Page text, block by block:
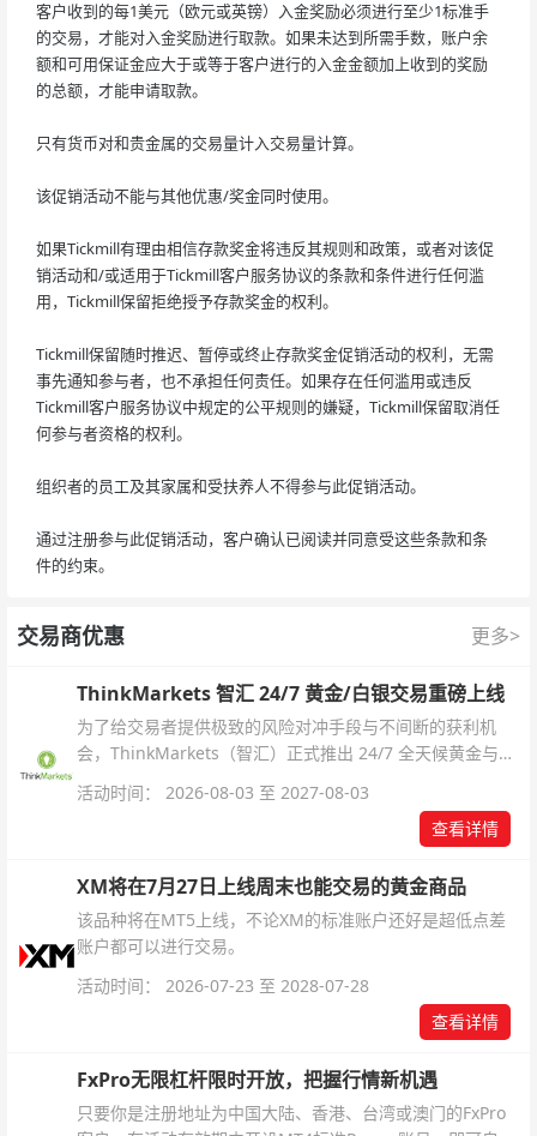
客户收到的每1美元（欧元或英镑）入金奖励必须进行至少1标准手
的交易，才能对入金奖励进行取款。如果未达到所需手数，账户余
额和可用保证金应大于或等于客户进行的入金金额加上收到的奖励
的总额，才能申请取款。
只有货币对和贵金属的交易量计入交易量计算。
该促销活动不能与其他优惠/奖金同时使用。
如果Tickmill有理由相信存款奖金将违反其规则和政策，或者对该促
销活动和/或适用于Tickmill客户服务协议的条款和条件进行任何滥
用，Tickmill保留拒绝授予存款奖金的权利。
Tickmill保留随时推迟、暂停或终止存款奖金促销活动的权利，无需
事先通知参与者，也不承担任何责任。如果存在任何滥用或违反
Tickmill客户服务协议中规定的公平规则的嫌疑，Tickmill保留取消任
何参与者资格的权利。
组织者的员工及其家属和受扶养人不得参与此促销活动。
通过注册参与此促销活动，客户确认已阅读并同意受这些条款和条
件的约束。
交易商优惠 更多>
ThinkMarkets 智汇 24/7 黄金/白银交易重磅上线
为了给交易者提供极致的风险对冲手段与不间断的获利机
会，ThinkMarkets（智汇）正式推出 24/7 全天候黄金与白
杆配置、支持软件及交易细则。
活动时间： 2026-08-03 至 2027-08-03
查看详情
XM将在7月27日上线周末也能交易的黄金商品
该品种将在MT5上线，不论XM的标准账户还好是超低点差
账户都可以进行交易。
活动时间： 2026-07-23 至 2028-07-28
查看详情
FxPro无限杠杆限时开放，把握行情新机遇
只要你是注册地址为中国大陆、香港、台湾或澳门的FxPro